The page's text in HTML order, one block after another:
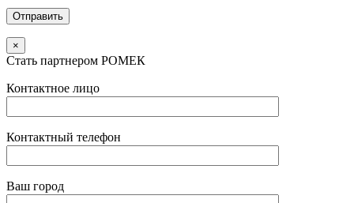
×
Стать партнером РОМЕК
Контактное лицо
Контактный телефон
Ваш город